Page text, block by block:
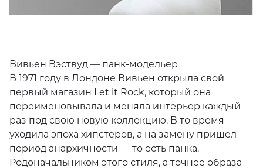
Вивьен Вэствуд — панк-модельер
В 1971 году в Лондоне Вивьен открыла свой
первый магазин Let it Rock, который она
переименовывала и меняла интерьер каждый
раз под свою новую коллекцию. В то время
уходила эпоха хипстеров, а на замену пришел
период анархичности — то есть панка.
Родоначальником этого стиля, а точнее образа